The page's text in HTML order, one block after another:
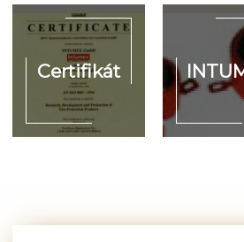
Certifikát